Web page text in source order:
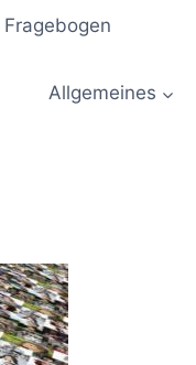
Fragebogen
Allgemeines